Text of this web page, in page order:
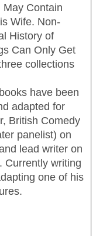
May Contain
Wife. Non-
History of
Can Only Get
collections
have been
adapted for
British Comedy
panelist) on
lead writer on
. Currently writing
one of his